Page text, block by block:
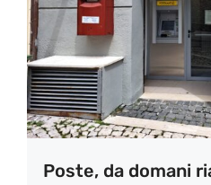
Poste, da domani